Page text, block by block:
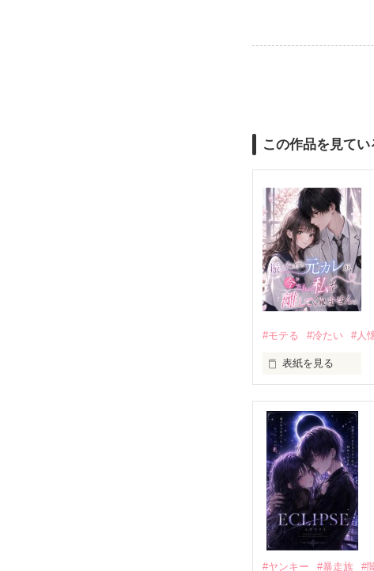
この作品を見て
#モテる #冷たい #人
表紙を見る
モテる人を好きに
だから私は、中学
もう会うことはな
高校生になって再
他の女の子には冷た
#ヤンキー #暴走族 #